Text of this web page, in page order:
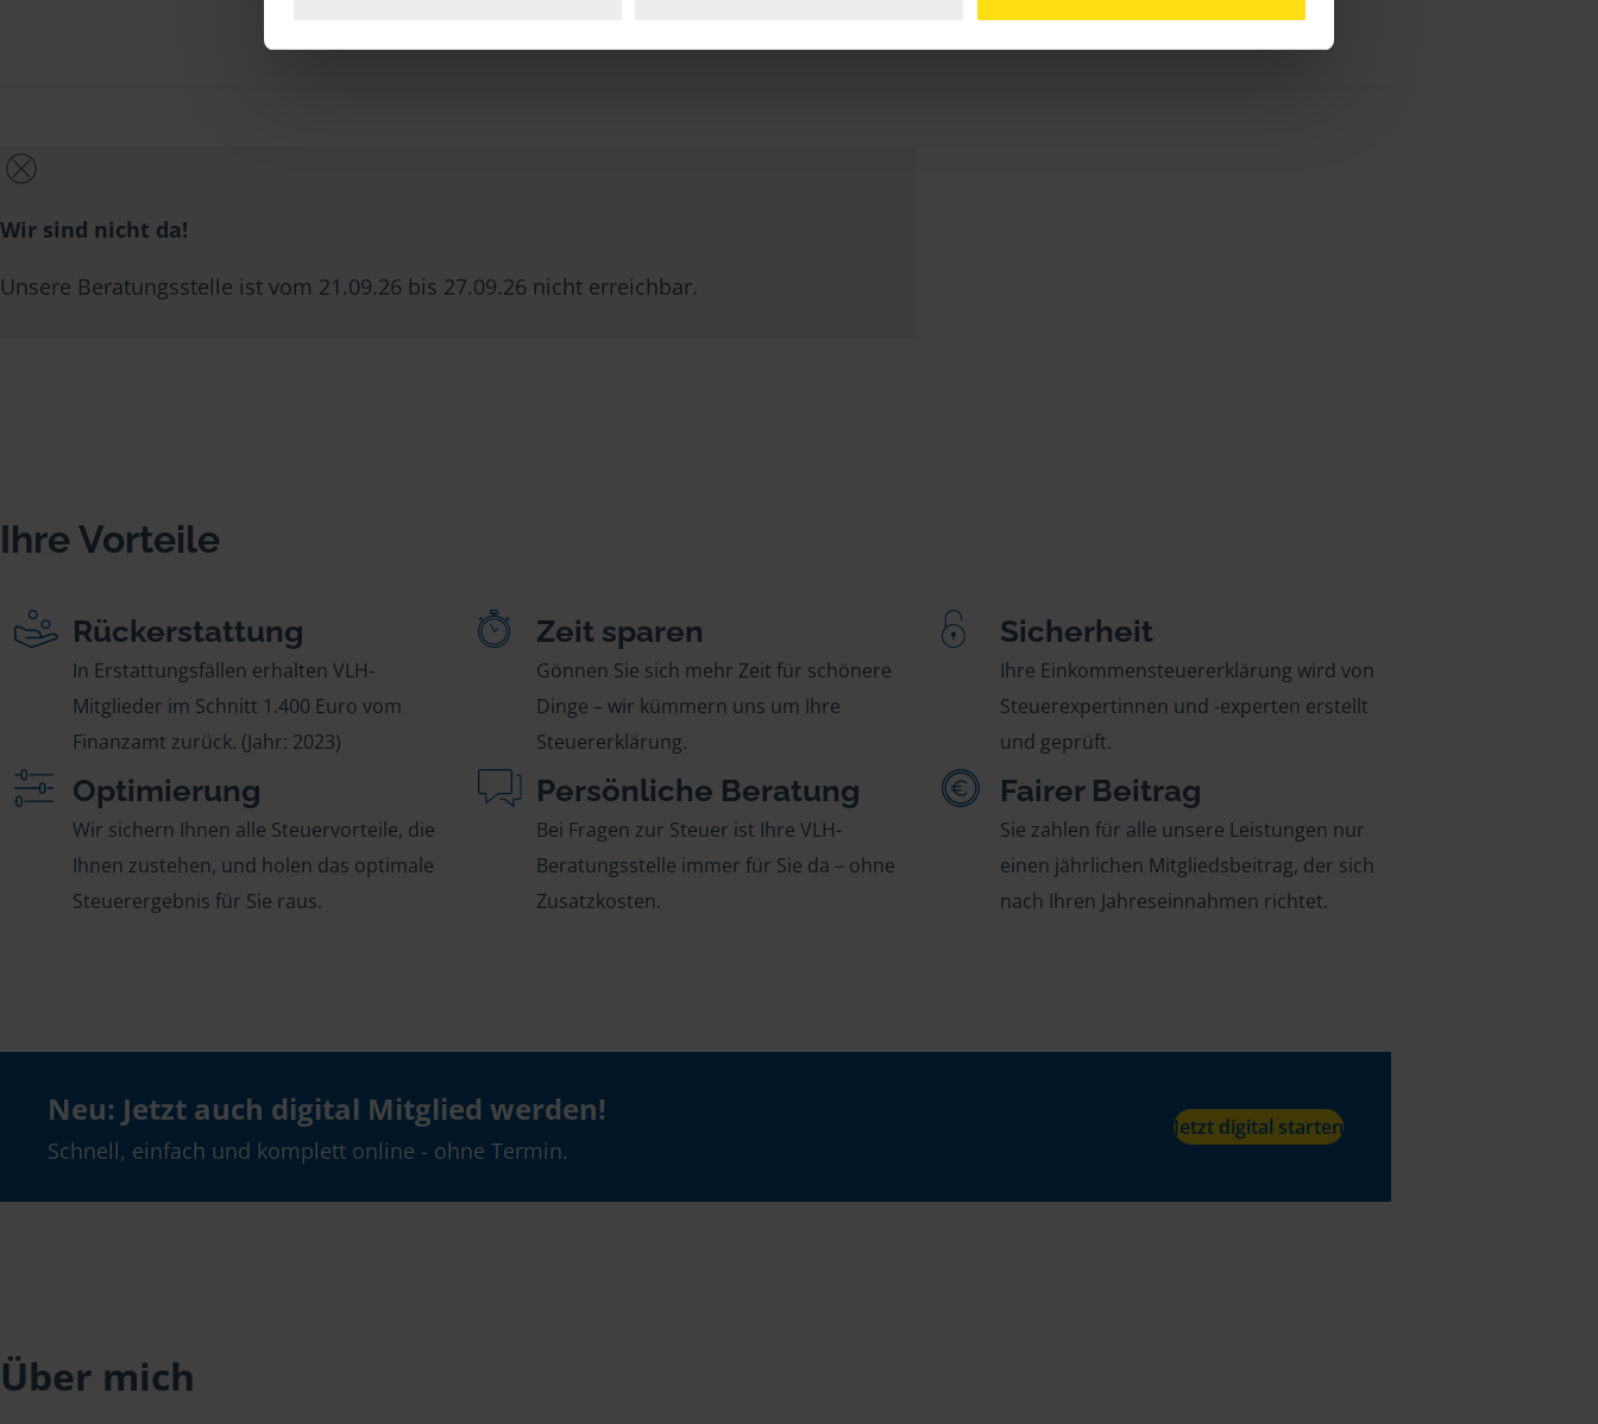
Wir sind nicht da!
Unsere Beratungsstelle ist vom 21.09.26 bis 27.09.26 nicht erreichbar.
Ihre Vorteile
Rückerstattung
In Erstattungsfällen erhalten VLH-
Mitglieder im Schnitt 1.400 Euro vom
Finanzamt zurück. (Jahr: 2023)
Zeit sparen
Gönnen Sie sich mehr Zeit für schönere
Dinge – wir kümmern uns um Ihre
Steuererklärung.
Sicherheit
Ihre Einkommensteuererklärung wird von
Steuerexpertinnen und -experten erstellt
und geprüft.
Optimierung
Wir sichern Ihnen alle Steuervorteile, die
Ihnen zustehen, und holen das optimale
Steuerergebnis für Sie raus.
Persönliche Beratung
Bei Fragen zur Steuer ist Ihre VLH-
Beratungsstelle immer für Sie da – ohne
Zusatzkosten.
Fairer Beitrag
Sie zahlen für alle unsere Leistungen nur
einen jährlichen Mitgliedsbeitrag, der sich
nach Ihren Jahreseinnahmen richtet.
Neu: Jetzt auch digital Mitglied werden!
Schnell, einfach und komplett online - ohne Termin.
Jetzt digital starten
Über mich